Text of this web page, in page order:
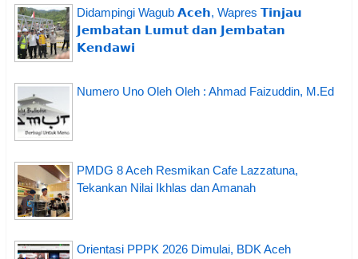
Didampingi Wagub 𝗔𝗰𝗲𝗵, Wapres 𝗧𝗶𝗻𝗷𝗮𝘂
𝗝𝗲𝗺𝗯𝗮𝘁𝗮𝗻 𝗟𝘂𝗺𝘂𝘁 𝗱𝗮𝗻 𝗝𝗲𝗺𝗯𝗮𝘁𝗮𝗻
𝗞𝗲𝗻𝗱𝗮𝘄𝗶
Numero Uno Oleh Oleh : Ahmad Faizuddin, M.Ed
PMDG 8 Aceh Resmikan Cafe Lazzatuna,
Tekankan Nilai Ikhlas dan Amanah
Orientasi PPPK 2026 Dimulai, BDK Aceh